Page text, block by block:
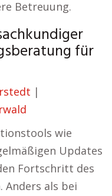
Betreuung.
für
|
wie
Updates
Fortschritt des
Anders als bei